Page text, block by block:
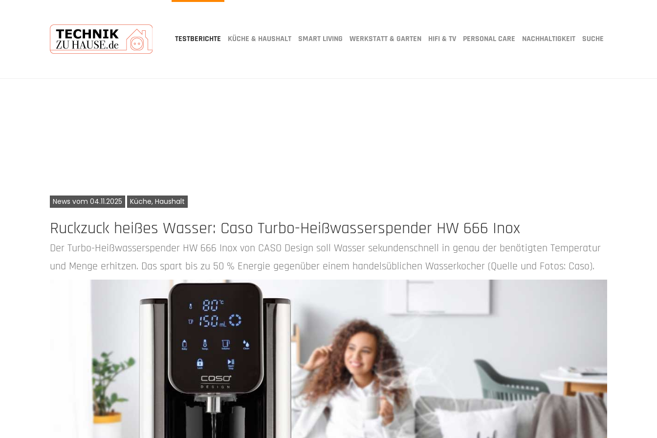
TESTBERICHTE KÜCHE & HAUSHALT SMART LIVING WERKSTATT & GARTEN HIFI & TV PERSONAL CARE NACHHALTIGKEIT SUCHE
News vom 04.11.2025 Küche, Haushalt
Ruckzuck heißes Wasser: Caso Turbo-Heißwasserspender HW 666 Inox
Der Turbo-Heißwasserspender HW 666 Inox von CASO Design soll Wasser sekundenschnell in genau der benötigten Temperatur
und Menge erhitzen. Das spart bis zu 50 % Energie gegenüber einem handelsüblichen Wasserkocher (Quelle und Fotos: Caso).